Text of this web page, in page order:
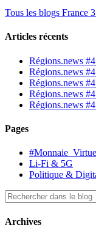
Tous les blogs France
Articles récents
Régions.news
Régions.news
Régions.news
Régions.news
Régions.news
Pages
Li-Fi & 5G
Politique &
Archives